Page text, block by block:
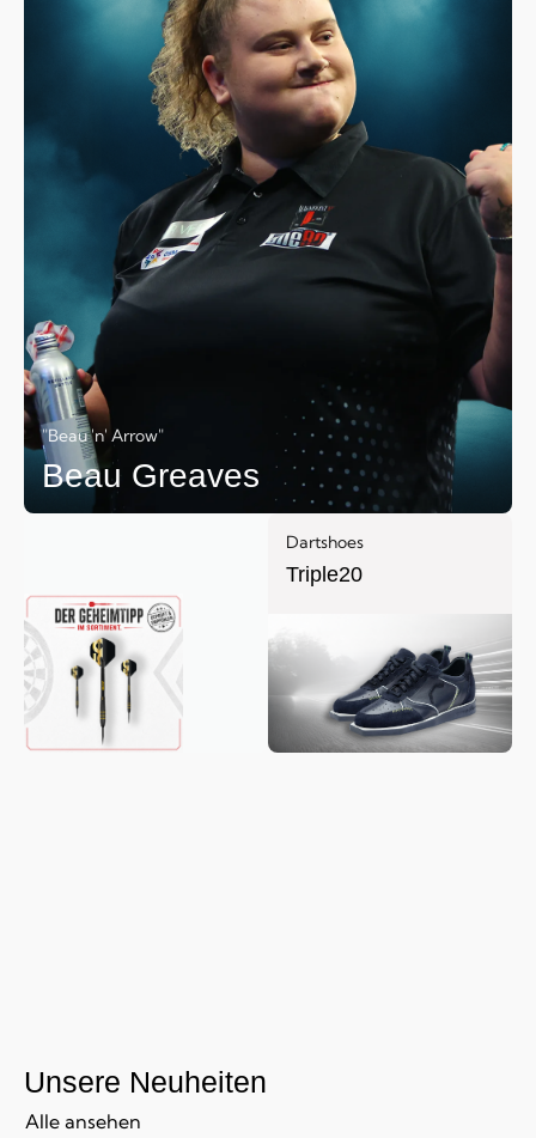
"Beau 'n' Arrow"
Beau Greaves
Dartshoes
Triple20
Unsere Neuheiten
Alle ansehen